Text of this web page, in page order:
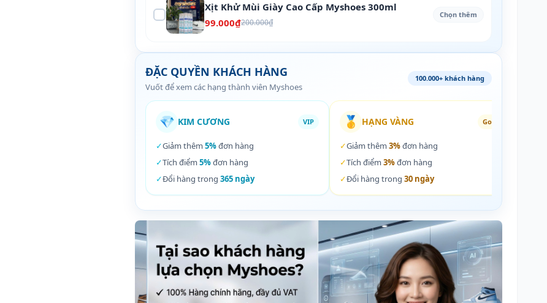
Xịt Khử Mùi Giày Cao Cấp Myshoes 300ml
99.000₫200.000₫
Chọn thêm
ĐẶC QUYỀN KHÁCH HÀNG
Vuốt để xem các hạng thành viên Myshoes
100.000+ khách hàng
💎 KIM CƯƠNG VIP
✓Giảm thêm 5%đơn hàng
✓Tích điểm 5%đơn hàng
✓Đổi hàng trong 365 ngày
🥇 HẠNG VÀNG Gold
✓Giảm thêm 3%đơn hàng
✓Tích điểm 3%đơn hàng
✓Đổi hàng trong 30 ngày